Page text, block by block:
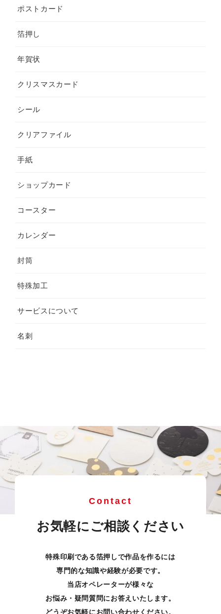
ポストカード
箔押し
年賀状
クリスマスカード
シール
クリアファイル
手紙
ショップカード
コースター
カレンダー
封筒
特殊加工
サービスについて
名刺
Contact
お気軽にご相談ください
特殊印刷である箔押しで作品を作るには
専門的な知識や経験が必要です。
当店オペレーターが様々な
お悩み・疑問質問にお答えいたします。
どうぞお気軽にお問い合わせください。